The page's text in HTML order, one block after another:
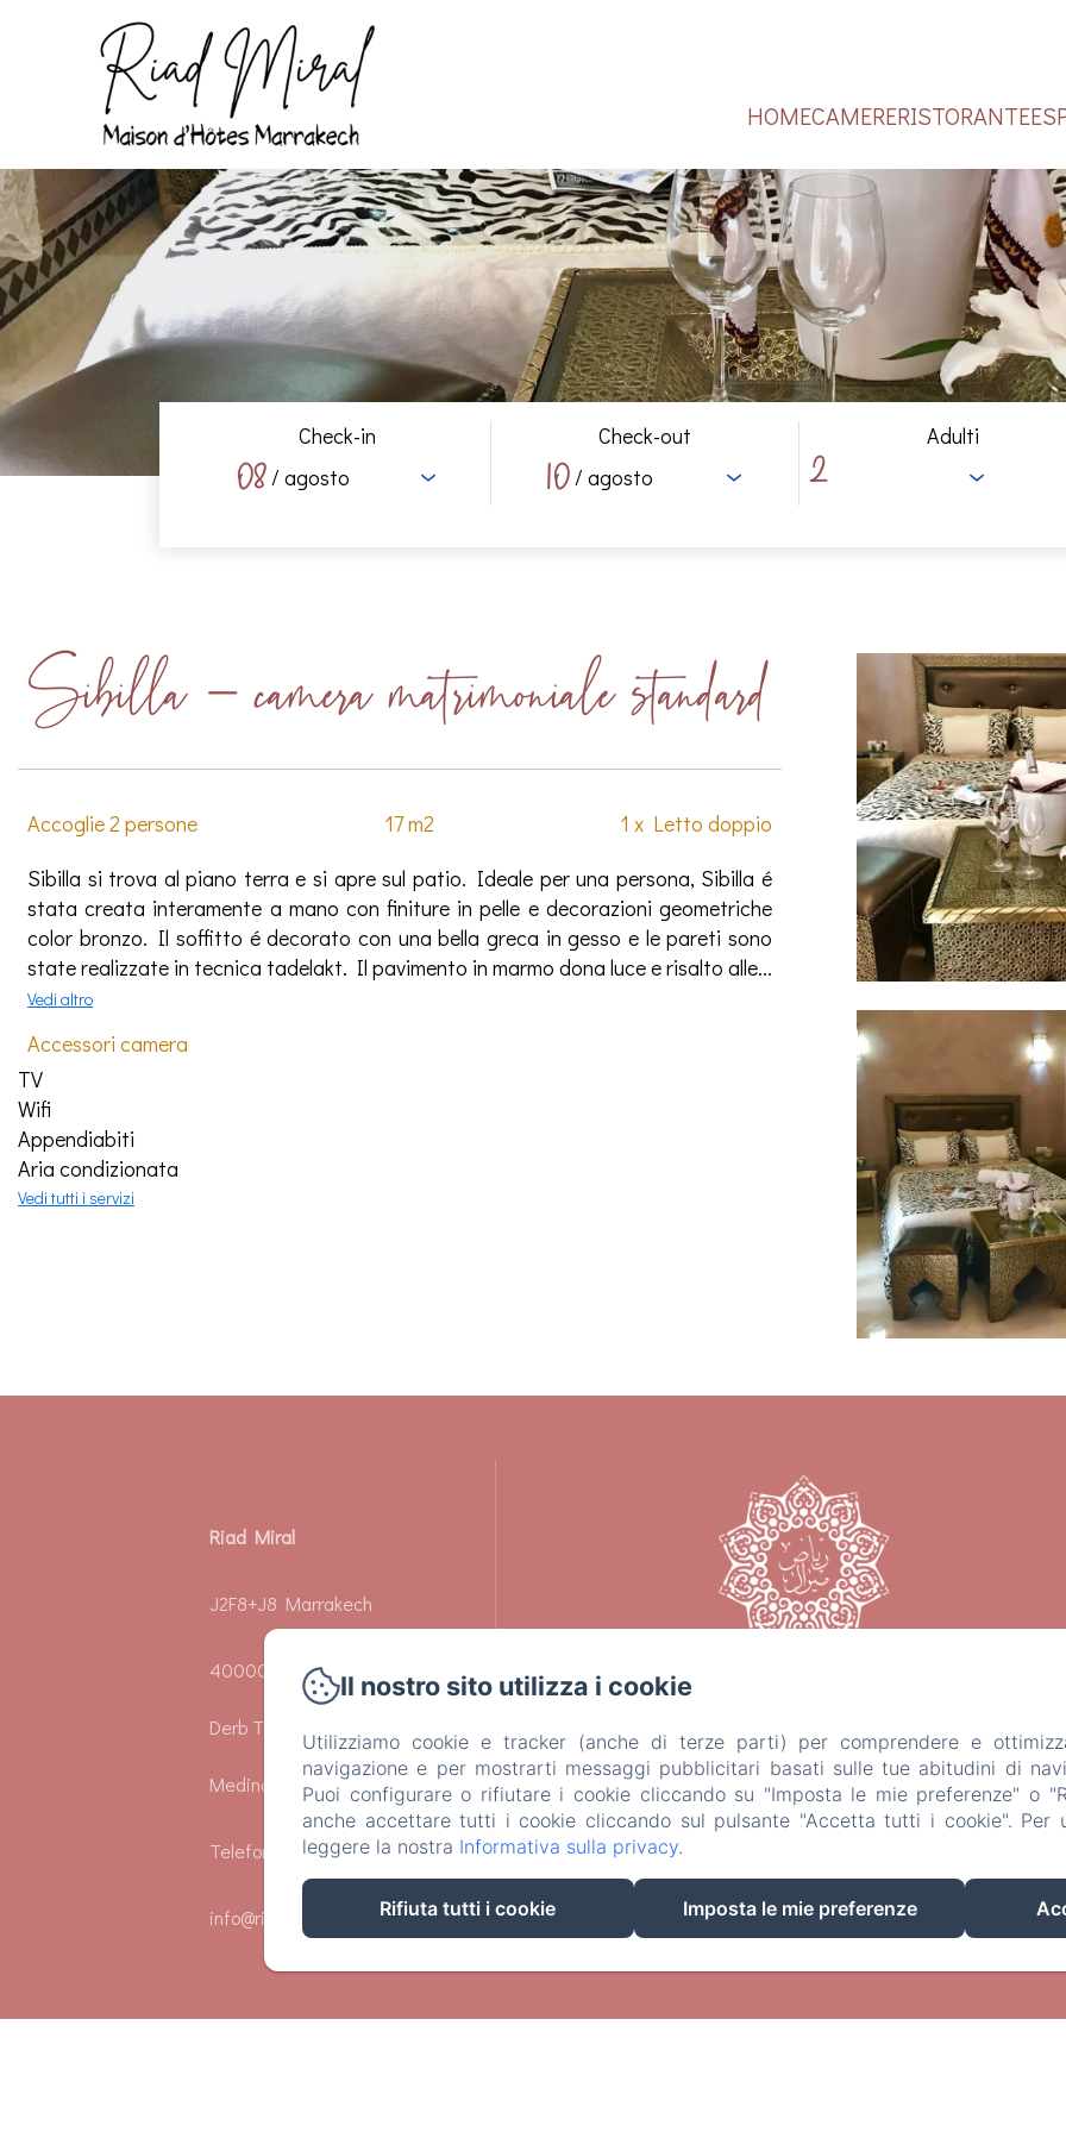
HOMECAMERERISTORANTE
Check-in
08/ agosto
Check-out
10/ agosto
Adulti
Sibilla - camera matrimoniale standard
Accoglie 2 persone 17 m2
1 x Letto doppio
Sibilla si trova al piano terra e si apre sul patio. Ideale per una persona, Sibilla é
stata creata interamente a mano con finiture in pelle e decorazioni geometriche
color bronzo. Il soffitto é decorato con una bella greca in gesso e le pareti sono
state realizzate in tecnica tadelakt. Il pavimento in marmo dona luce e risalto alle...
Vedi altro
Accessori camera
TV
Wifi
Appendiabiti
Aria condizionata
Vedi tutti i servizi
Riad Miral
J2F8+J8 Marrakech
40000 - Riad Zeitoun El Jdid
Derb Tbib 24-25 - Marrakech
Medina
Telefono: +212659306662
info@riadmiral.com
EN FR IT
Il nostro sito utilizza i cookie
Utilizziamo cookie e tracker (anche di terze parti) per comprendere e
navigazione e per mostrarti messaggi pubblicitari basati sulle tue abitudini di
Puoi configurare o rifiutare i cookie cliccando su "Imposta le mie preferenze" o
anche accettare tutti i cookie cliccando sul pulsante "Accetta tutti i cookie". Per
leggere la nostra Informativa sulla privacy.
Rifiuta tutti i cookie Imposta le mie preferenze